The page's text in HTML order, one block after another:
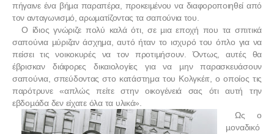
πήγαινε ένα βήµα παραπέρα, προκειµένου να διαφοροποιηθεί από
τον ανταγωνισµό, αρωµατίζοντας τα σαπούνια του.
Ο ίδιος γνώριζε πολύ καλά ότι, σε µια εποχή που τα σπιτικά
σαπούνια µύριζαν άσχημα, αυτό ήταν το ισχυρό του όπλο για να
πείσει τις νοικοκυρές να τον προτιµήσουν. Όντως, αυτές θα
έβρισκαν διάφορες δικαιολογίες για να µην παρασκευάσουν
σαπούνια, σπεύδοντας στο κατάστημα του Κολγκέιτ, ο οποίος τις
παρότρυνε «απλώς πείτε στην οικογένειά σας ότι αυτή την
εβδοµάδα δεν είχατε όλα τα υλικά».
Ως ο
µοναδικό